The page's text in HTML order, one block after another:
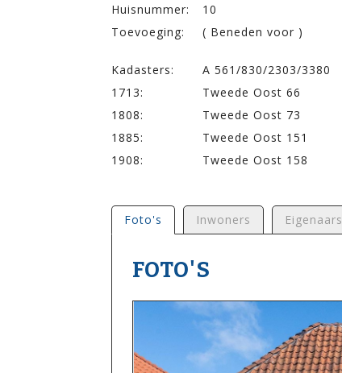
Huisnummer:
10
Toevoeging:
( Beneden voor )
Kadasters:
A 561/830/2303/3380
1713:
Tweede Oost 66
1808:
Tweede Oost 73
1885:
Tweede Oost 151
1908:
Tweede Oost 158
Foto's Inwoners Eigenaars
FOTO'S